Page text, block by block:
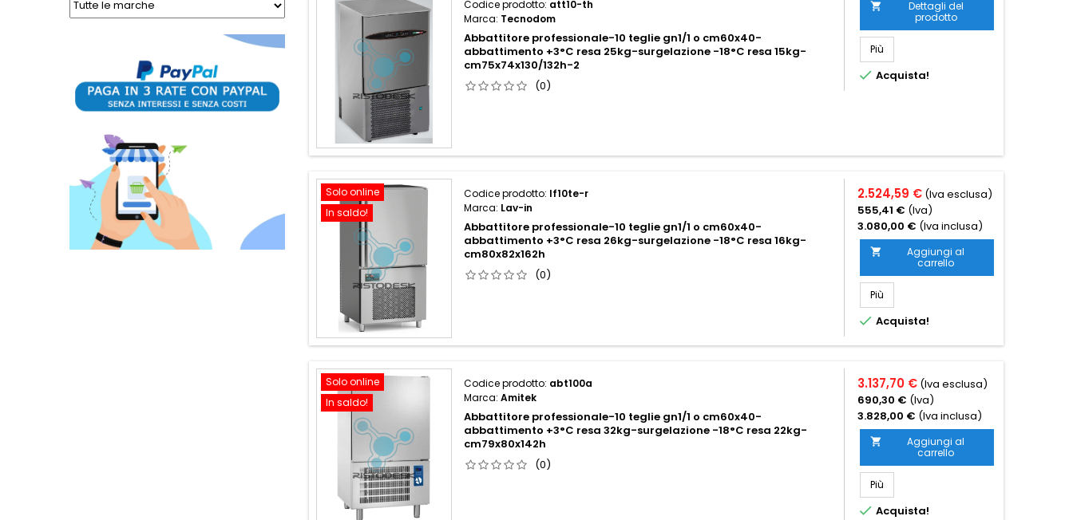
Codice prodotto: att10-th
Marca: Tecnodom
Abbattitore professionale-10 teglie gn1/1 o cm60x40-
abbattimento +3°C resa 25kg-surgelazione -18°C resa 15kg-
cm75x74x130/132h-2
(0)

Dettagli del
prodotto
Più
 Acquista!
Solo online
In saldo!
Codice prodotto: lf10te-r
Marca: Lav-in
Abbattitore professionale-10 teglie gn1/1 o cm60x40-
abbattimento +3°C resa 26kg-surgelazione -18°C resa 16kg-
cm80x82x162h
(0)
2.524,59 € (Iva esclusa)
555,41 € (Iva)
3.080,00 € (Iva inclusa)

Aggiungi al
carrello
Più
 Acquista!
Solo online
In saldo!
Codice prodotto: abt100a
Marca:Amitek
Abbattitore professionale-10 teglie gn1/1 o cm60x40-
abbattimento +3°C resa 32kg-surgelazione -18°C resa 22kg-
cm79x80x142h
(0)
3.137,70 € (Iva esclusa)
690,30 € (Iva)
3.828,00 € (Iva inclusa)

Aggiungi al
carrello
Più
 Acquista!